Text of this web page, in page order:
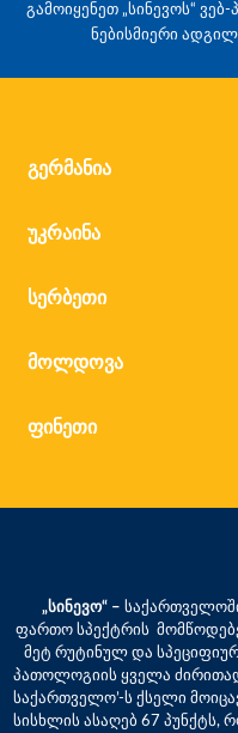
გამოიყენეთ „სინევოს“
ნებისმიერი
გერმანია
უკრაინა
სერბეთი
მოლდოვა
ფინეთი
„სინევო“ –
ფართო სპექტრის
მეტ რუტინულ და
პათოლოგიის ყველა
საქართველო’-ს ქსელი
სისხლის ასაღებ 67 პუნქტს,